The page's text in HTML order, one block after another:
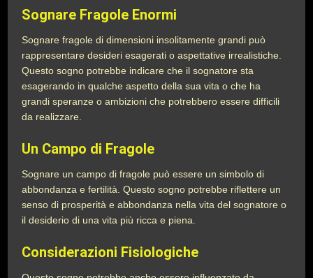
Sognare Fragole Enormi
Sognare fragole di dimensioni insolitamente grandi può
rappresentare desideri esagerati o aspettative irrealistiche.
Questo sogno potrebbe indicare che il sognatore sta
esagerando in qualche aspetto della sua vita o che ha
grandi speranze o ambizioni che potrebbero essere difficili
da realizzare.
Un Campo di Fragole
Sognare un campo di fragole può essere un simbolo di
abbondanza e fertilità. Questo sogno potrebbe riflettere un
senso di prosperità e abbondanza nella vita del sognatore o
il desiderio di una vita più ricca e piena.
Considerazioni Fisiologiche